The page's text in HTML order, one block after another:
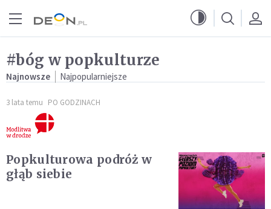
#bóg w popkulturze
Najnowsze Najpopularniejsze
3 lata temu PO GODZINACH
Popkulturowa podróż w
głąb siebie